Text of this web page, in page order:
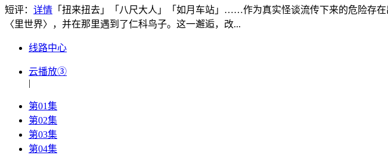
短评： 详情 「扭来扭去」「八尺大人」「如月车站」……作为真实怪谈流传下来的危险
〈里世界〉，并在那里遇到了仁科鸟子。这一邂逅，改...
线路中心
云播放③
|
第01集
第02集
第03集
第04集